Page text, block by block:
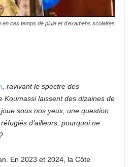
en ces temps de pluie et d'examens scolaires
, ravivant le spectre des
Koumassi laissent des dizaines de
sous nos yeux, une question
d’ailleurs, pourquoi ne
En 2023 et 2024, la Côte